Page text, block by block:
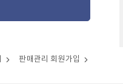
판매관리 회원가입